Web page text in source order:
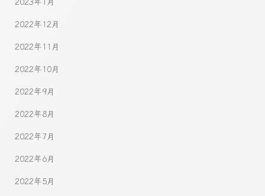
2022年12月
2022年11月
2022年10月
2022年9月
2022年8月
2022年7月
2022年6月
2022年5月